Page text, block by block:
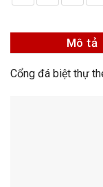
Mô tả
Cổng đá biệt thự